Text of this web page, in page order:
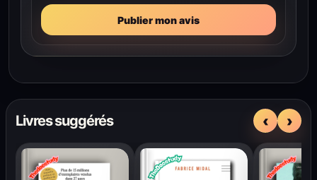
Publier mon avis
Livres suggérés ‹ ›